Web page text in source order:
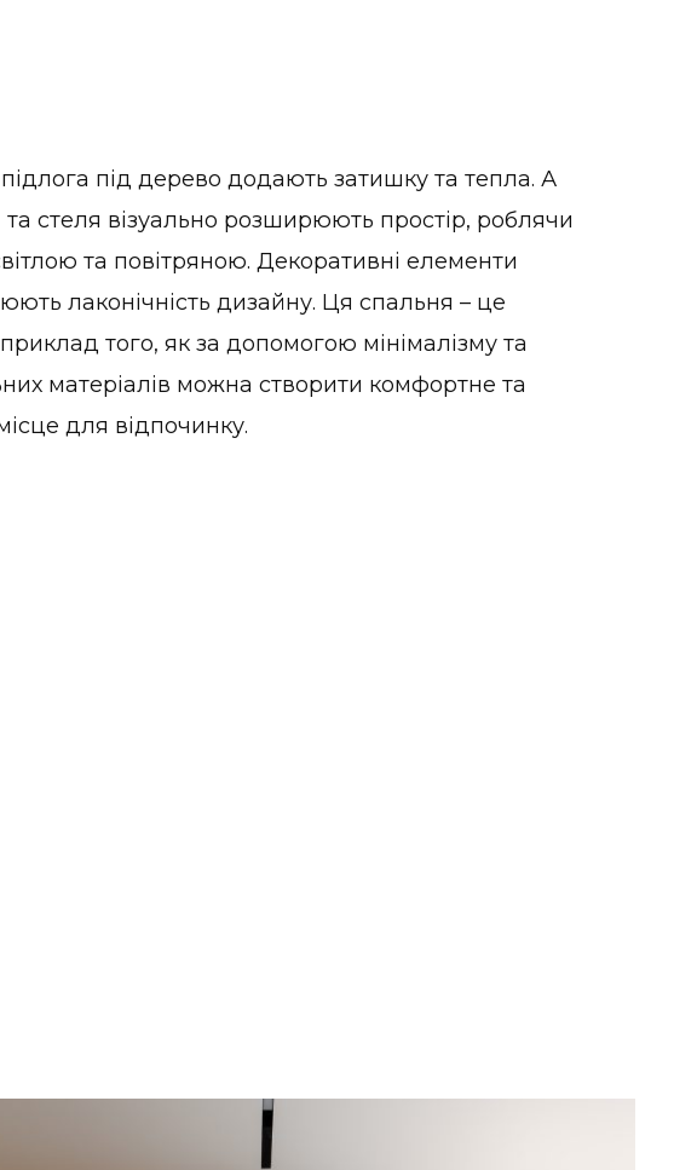
під дерево додають затишку та тепла. А
та стеля візуально розширюють простір, роблячи
та повітряною. Декоративні елементи
лаконічність дизайну. Ця спальня – це
того, як за допомогою мінімалізму та
матеріалів можна створити комфортне та
для відпочинку.